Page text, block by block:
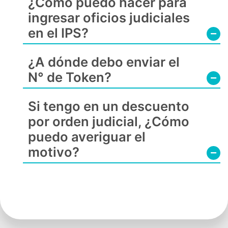
ingresar oficios judiciales
en el IPS?
¿A dónde debo enviar el
N° de Token?
Si tengo en un descuento
por orden judicial, ¿Cómo
puedo averiguar el
motivo?